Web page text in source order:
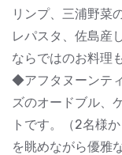
リンプ、三浦野菜
レパスタ、佐島産
ならではのお料理
◆アフタヌーンテ
ズのオードブル、
トです。（2名様
を眺めながら優雅